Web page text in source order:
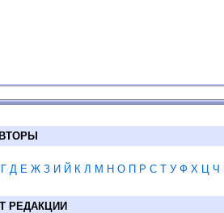
Г Д Е Ж З И Й К Л М Н О П Р С Т У Ф Х Ц Ч
РЕДАКЦИИ